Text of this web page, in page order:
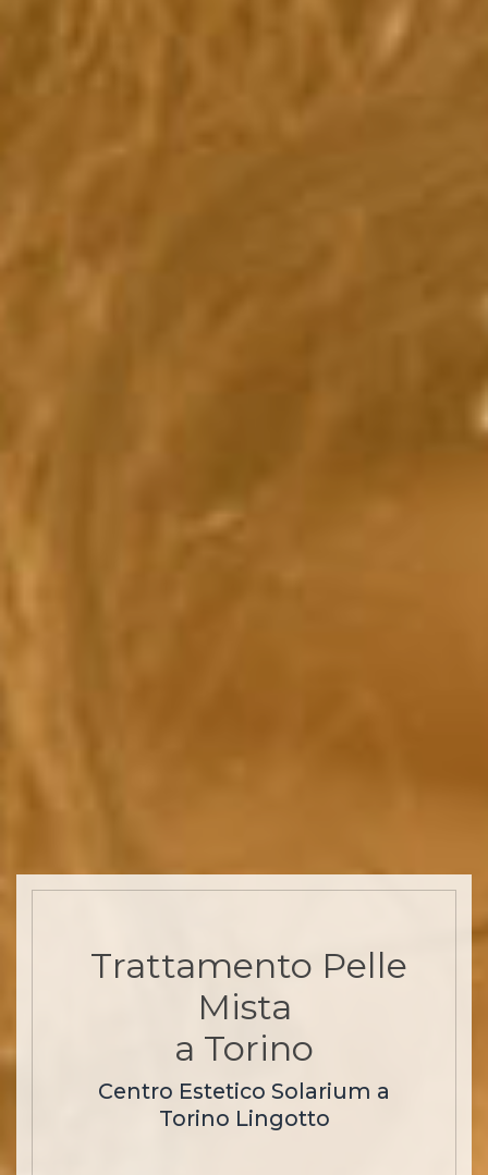
Trattamento Pelle
Mista
a Torino
Centro Estetico Solarium a
Torino Lingotto